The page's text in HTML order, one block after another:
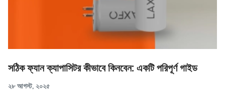
সঠিক ফ্যান ক্যাপাসিটর কীভাবে কিনবেন: একটি পরিপূর্ণ গাইড
২৮ আগস্ট, ২০২৫